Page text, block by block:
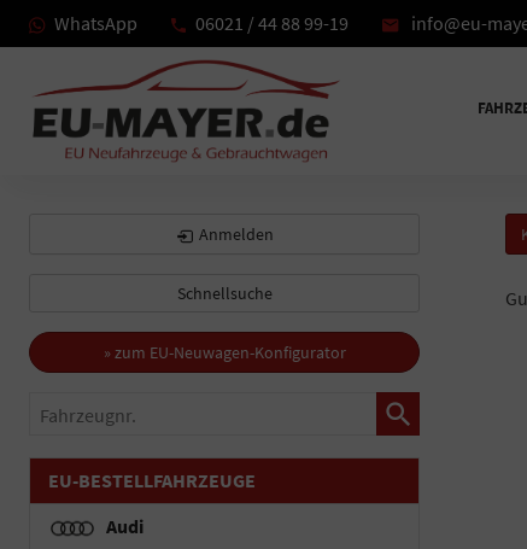
WhatsApp 06021 / 44 88 99-19 info@eu-
Anmelden
Schnellsuche
» zum EU-Neuwagen-Konfigurator
Fahrzeugnr.
EU-BESTELLFAHRZEUGE
Audi